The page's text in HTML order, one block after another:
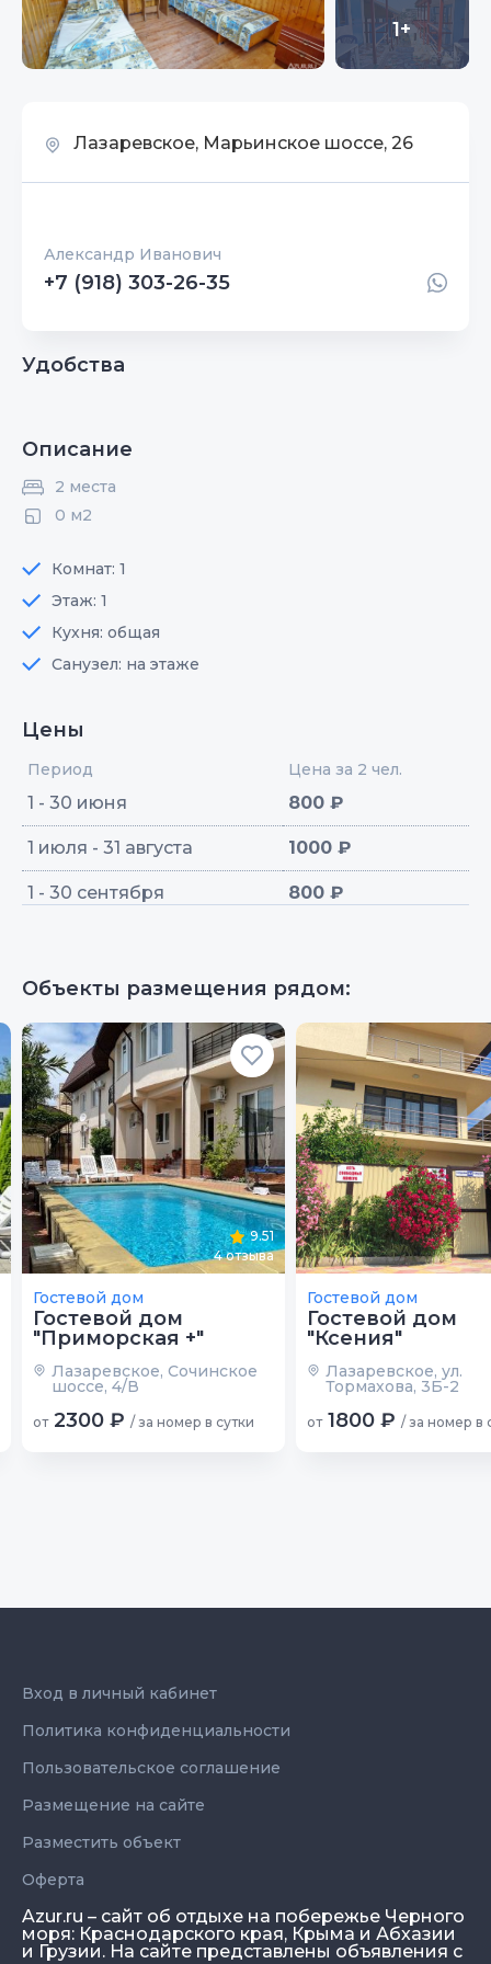
1+
Лазаревское, Марьинское шоссе, 26
Александр Иванович
+7 (918) 303-26-35
Удобства
Описание
2 места
0 м2
Комнат: 1
Этаж: 1
Кухня: общая
Санузел: на этаже
Цены
Период Цена за 2 чел.
1 - 30 июня 800 ₽
1 июля - 31 августа 1000 ₽
1 - 30 сентября 800 ₽
Объекты размещения рядом:
9.51
4отзыва
Гостевой дом
Гостевой дом
"Приморская +"
Лазаревское, Сочинское
шоссе, 4/В
от 2300 ₽ / за номер в сутки
Гостевой дом
Гостевой дом
"Ксения"
Лазаревское, ул.
Тормахова, 3Б-2
от 1800 ₽ / за номер в
Azur.ru – сайт об отдыхе на побережье Черного
моря: Краснодарского края, Крыма и Абхазии
и Грузии. На сайте представлены объявления с
Вход в личный кабинет
Политика конфиденциальности
Пользовательское соглашение
Размещение на сайте
Разместить объект
Оферта